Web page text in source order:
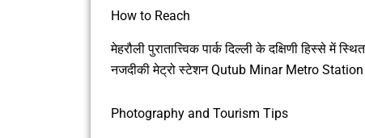
How to Reach
मेहरौली पुरातात्त्विक पार्क दिल्ली के दक्षिणी हिस्से
नजदीकी मेट्रो स्टेशन Qutub Minar Metro Station
Photography and Tourism Tips